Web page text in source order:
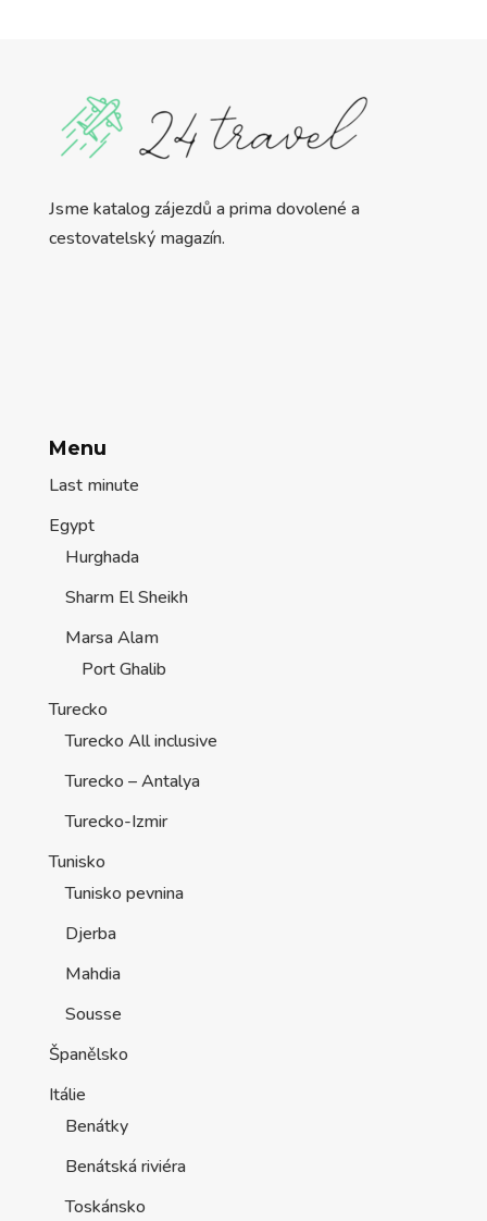
Jsme katalog zájezdů a prima dovolené a
cestovatelský magazín.
Menu
Last minute
Egypt
Hurghada
Sharm El Sheikh
Marsa Alam
Port Ghalib
Turecko
Turecko All inclusive
Turecko – Antalya
Turecko-Izmir
Tunisko
Tunisko pevnina
Djerba
Mahdia
Sousse
Španělsko
Itálie
Benátky
Benátská riviéra
Toskánsko